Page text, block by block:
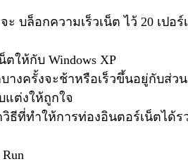
ะ บล็อกความเร็วเน็ต ไว้ 20 เปอ
ให้กับ Windows XP
างครั้งจะช้าหรือเร็วขึ้นอยู่กับส่ว
ต่งให้ถูกใจ
ธีที่ทำให้การท่องอินตอร์เน็ตได้ร